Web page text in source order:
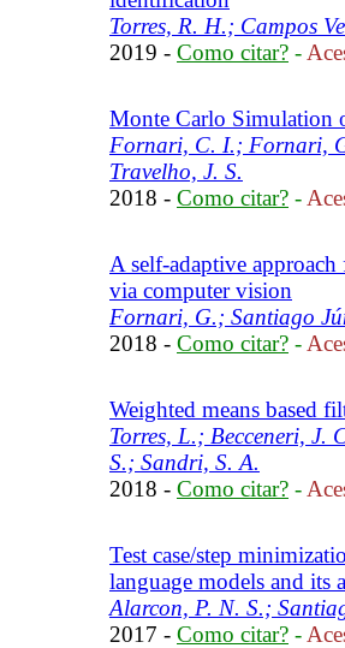
Torres, R. H.; Campos
2019 - Como citar? -
Monte Carlo Simulation
Fornari, C. I.; Fornari,
Travelho, J. S.
2018 - Como citar? -
A self-adaptive
via computer vision
Fornari, G.; Santiago
2018 - Como citar? -
Weighted means based
Torres, L.; Becceneri, J.
S.; Sandri, S. A.
2018 - Como citar? -
Test case/step
language models and its
Alarcon, P. N. S.;
2017 - Como citar? -